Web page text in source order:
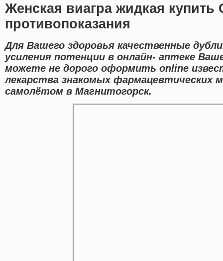
Женская виагра жидкая купить
противопоказания
Для Вашего здоровья качественные
усиления потенции в онлайн- аптеке
можете не дорого оформить online
лекарства знакомых фармацевтических
самолётом в Магнитогорск.